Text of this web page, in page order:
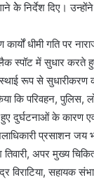
केे निर्देश दिए।
धीमी गति पर
ब्लैक स्पॉट में सुधार
रूप से
कि परिवहन,
हुए दुर्घटनाओं के
प्रसाशन
अपर मुख्य
विराटिया, सहायक